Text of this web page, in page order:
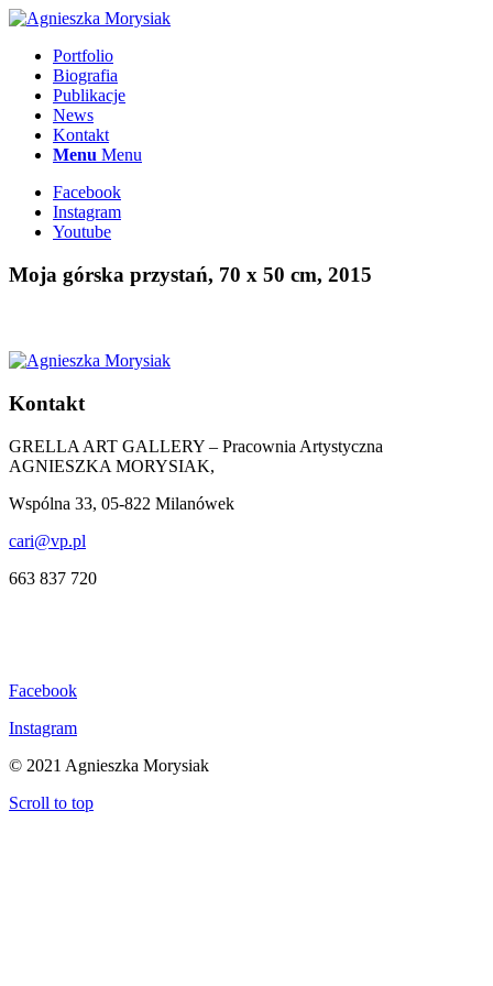
Portfolio
Biografia
Publikacje
News
Kontakt
Menu Menu
Facebook
Instagram
Youtube
Moja górska przystań, 70 x 50 cm, 2015
Kontakt
GRELLA ART GALLERY – Pracownia Artystyczna
AGNIESZKA MORYSIAK,
Wspólna 33, 05-822 Milanówek
cari@vp.pl
663 837 720
Facebook
Instagram
© 2021 Agnieszka Morysiak
Scroll to top